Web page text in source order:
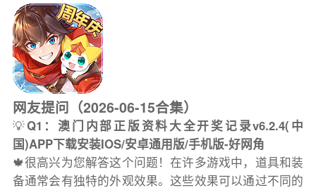
网友提问（2026-06-15合集）
💡Q1：澳门内部正版资料大全开奖记录v6.2.4(中
国)APP下载安装IOS/安卓通用版/手机版-好网角
🍁很高兴为您解答这个问题！在许多游戏中，道具和装
备通常会有独特的外观效果。这些效果可以通过不同的